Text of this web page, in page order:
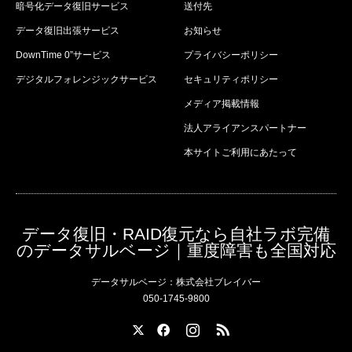
暗号化データ復旧サービス
データ復旧出張サービス
DownTime 0”サービス
デジタルフォレンジックサービス
送付先
お知らせ
プライバシーポリシー
セキュリティポリシー
メディア掲載情報
法人アライアンスパートナー
本サイトご利用にあたって
データ復旧・RAID復元なら自社ラボ完備
のデータサルベージ｜重度障害も全国対応
データサルベージ：株式会社ブレイバー
050-1745-9800